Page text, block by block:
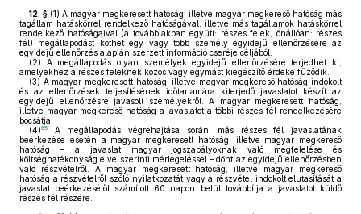
12. § (1) A magyar megkeresett hatóság, illetve magyar megkereső hatóság más
tagállam hatáskörrel rendelkező hatóságával, illetve más tagállamok hatáskörrel
rendelkező hatóságaival (a továbbiakban együtt: részes felek, önállóan: részes
fél) megállapodást köthet egy vagy több személy egyidejű ellenőrzésére az
egyidejű ellenőrzés alapján szerzett információ cseréje céljából.
(2) A megállapodás olyan személyek egyidejű ellenőrzésére terjedhet ki,
amelyekhez a részes feleknek közös vagy egymást kiegészítő érdeke fűződik.
(3) A magyar megkeresett hatóság, illetve magyar megkereső hatóság indokolt
és az ellenőrzések teljesítésének időtartamára kiterjedő javaslatot készít az
egyidejű ellenőrzésre javasolt személyekről. A magyar megkeresett hatóság,
illetve magyar megkereső hatóság a javaslatot a többi részes fél rendelkezésére
bocsátja.
(4)65
A megállapodás végrehajtása során, más részes fél javaslatának
beérkezése esetén a magyar megkeresett hatóság, illetve magyar megkereső
hatóság – a javaslat magyar jogszabályoknak való megfelelése és
költséghatékonyság elve szerinti mérlegeléssel – dönt az egyidejű ellenőrzésben
való részvételről. A magyar megkeresett hatóság, illetve magyar megkereső
hatóság a részvételről szóló nyilatkozatát vagy a részvétel indokolt elutasítását a
javaslat beérkezésétől számított 60 napon belül továbbítja a javaslatot küldő
részes fél részére.